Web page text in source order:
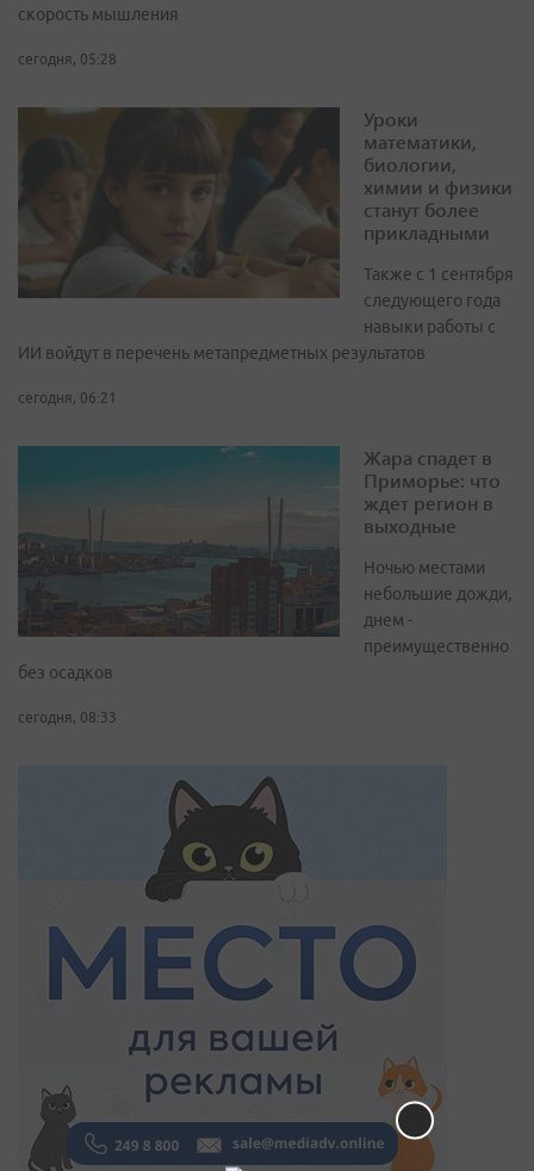
скорость мышления
сегодня, 05:28
Уроки
математики,
биологии,
химии и физики
станут более
прикладными
Также с 1 сентября
следующего года
навыки работы с
ИИ войдут в перечень метапредметных результатов
сегодня, 06:21
Жара спадет в
Приморье: что
ждет регион в
выходные
Ночью местами
небольшие дожди,
днем -
преимущественно
без осадков
сегодня, 08:33